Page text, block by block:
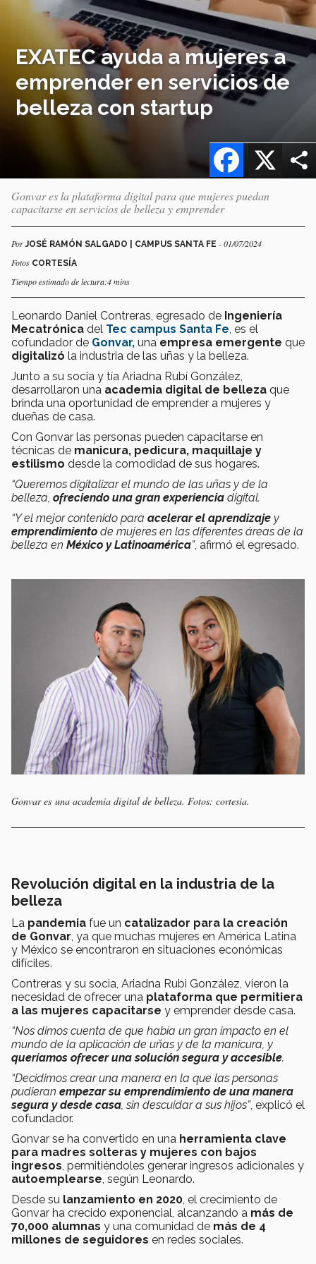
EXATEC ayuda a mujeres a
emprender en servicios de
belleza con startup
X
Facebook
Gonvar es la plataforma digital para que mujeres puedan
capacitarse en servicios de belleza y emprender
PorJOSÉ RAMÓN SALGADO | CAMPUS SANTA FE - 01/07/2024
Fotos CORTESÍA
Tiempo estimado de lectura:4 mins
Leonardo Daniel Contreras, egresado de Ingeniería
Mecatrónica del Tec campus Santa Fe , es el
cofundador de Gonvar, una empresa emergente que
digitalizó la industria de las uñas y la belleza.
Junto a su socia y tía Ariadna Rubí González,
desarrollaron una academia digital de belleza que
brinda una oportunidad de emprender a mujeres y
dueñas de casa.
Con Gonvar las personas pueden capacitarse en
técnicas de manicura, pedicura, maquillaje y
estilismo desde la comodidad de sus hogares.
“Queremos digitalizar el mundo de las uñas y de la
belleza, ofreciendo una gran experiencia digital.
“Y el mejor contenido para acelerar el aprendizaje y
emprendimiento de mujeres en las diferentes áreas de la
belleza en México y Latinoamérica”, afirmó el egresado.
Gonvar es una academia digital de belleza. Fotos: cortesia.
Revolución digital en la industria de la
belleza
La pandemia fue un catalizador para la creación
de Gonvar, ya que muchas mujeres en América Latina
y México se encontraron en situaciones económicas
difíciles.
Contreras y su socia, Ariadna Rubi González, vieron la
necesidad de ofrecer una plataforma que permitiera
a las mujeres capacitarse y emprender desde casa.
“Nos dimos cuenta de que había un gran impacto en el
mundo de la aplicación de uñas y de la manicura, y
queríamos ofrecer una solución segura y accesible.
“Decidimos crear una manera en la que las personas
pudieran empezar su emprendimiento de una manera
segura y desde casa, sin descuidar a sus hijos”, explicó el
cofundador.
Gonvar se ha convertido en una herramienta clave
para madres solteras y mujeres con bajos
ingresos, permitiéndoles generar ingresos adicionales y
autoemplearse, según Leonardo.
Desde su lanzamiento en 2020, el crecimiento de
Gonvar ha crecido exponencial, alcanzando a más de
70,000 alumnas y una comunidad de más de 4
millones de seguidores en redes sociales.